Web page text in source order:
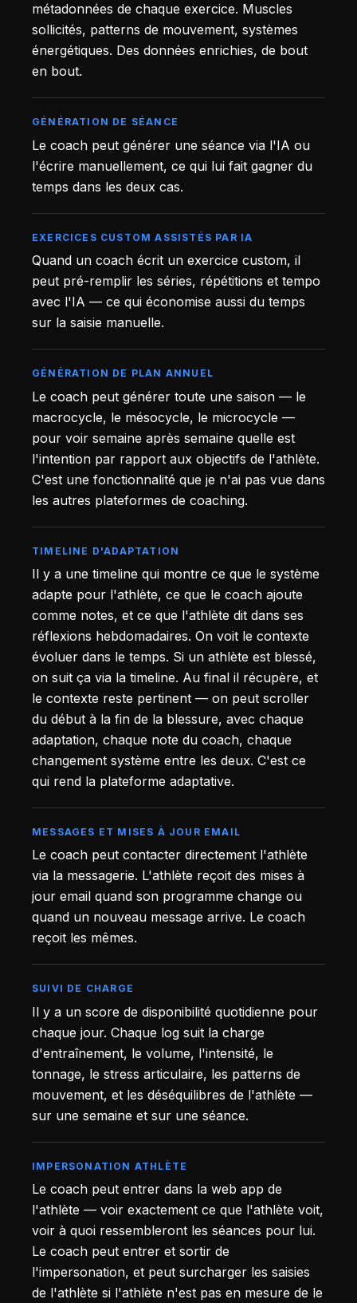
métadonnées de chaque exercice. Muscles
sollicités, patterns de mouvement, systèmes
énergétiques. Des données enrichies, de bout
en bout.
GÉNÉRATION DE SÉANCE
Le coach peut générer une séance via l'IA ou
l'écrire manuellement, ce qui lui fait gagner du
temps dans les deux cas.
EXERCICES CUSTOM ASSISTÉS PAR IA
Quand un coach écrit un exercice custom, il
peut pré-remplir les séries, répétitions et tempo
avec l'IA — ce qui économise aussi du temps
sur la saisie manuelle.
GÉNÉRATION DE PLAN ANNUEL
Le coach peut générer toute une saison — le
macrocycle, le mésocycle, le microcycle —
pour voir semaine après semaine quelle est
l'intention par rapport aux objectifs de l'athlète.
C'est une fonctionnalité que je n'ai pas vue dans
les autres plateformes de coaching.
TIMELINE D'ADAPTATION
Il y a une timeline qui montre ce que le système
adapte pour l'athlète, ce que le coach ajoute
comme notes, et ce que l'athlète dit dans ses
réflexions hebdomadaires. On voit le contexte
évoluer dans le temps. Si un athlète est blessé,
on suit ça via la timeline. Au final il récupère, et
le contexte reste pertinent — on peut scroller
du début à la fin de la blessure, avec chaque
adaptation, chaque note du coach, chaque
changement système entre les deux. C'est ce
qui rend la plateforme adaptative.
MESSAGES ET MISES À JOUR EMAIL
Le coach peut contacter directement l'athlète
via la messagerie. L'athlète reçoit des mises à
jour email quand son programme change ou
quand un nouveau message arrive. Le coach
reçoit les mêmes.
SUIVI DE CHARGE
Il y a un score de disponibilité quotidienne pour
chaque jour. Chaque log suit la charge
d'entraînement, le volume, l'intensité, le
tonnage, le stress articulaire, les patterns de
mouvement, et les déséquilibres de l'athlète —
sur une semaine et sur une séance.
IMPERSONATION ATHLÈTE
Le coach peut entrer dans la web app de
l'athlète — voir exactement ce que l'athlète voit,
voir à quoi ressembleront les séances pour lui.
Le coach peut entrer et sortir de
l'impersonation, et peut surcharger les saisies
de l'athlète si l'athlète n'est pas en mesure de le